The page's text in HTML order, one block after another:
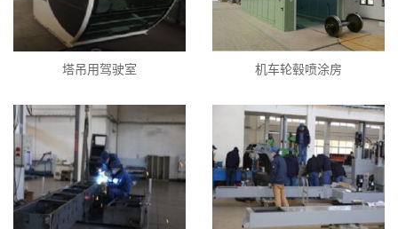
塔吊用驾驶室 机车轮毂喷涂房